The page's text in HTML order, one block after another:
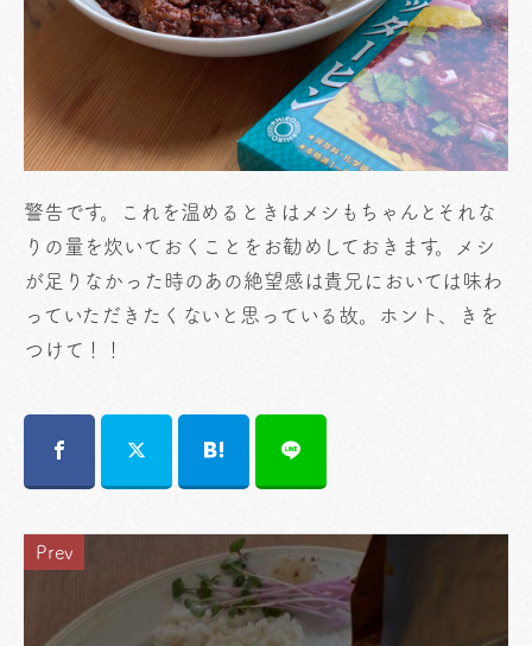
警告です。これを温めるときはメシもちゃんとそれな
りの量を炊いておくことをお勧めしておきます。メシ
が足りなかった時のあの絶望感は貴兄においては味わ
っていただきたくないと思っている故。ホント、きを
つけて！！
Prev